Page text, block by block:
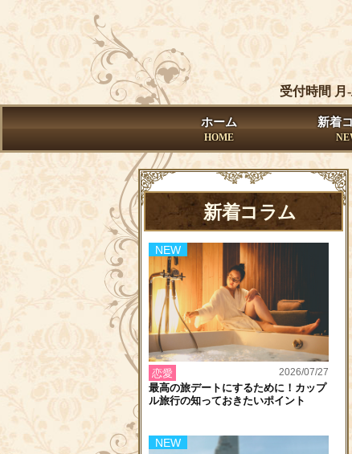
受付時間 月
新着コラム
2026/07/27
最高の旅デートにするために！カップ
ル旅行の知っておきたいポイント
恋愛
NEW
NEW
ホーム
HOME
新着